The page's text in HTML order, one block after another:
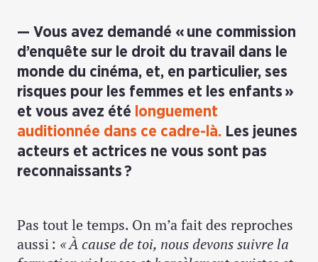
Vous avez demandé « une commission
d’enquête sur le droit du travail dans le
monde du cinéma, et, en particulier, ses
risques pour les femmes et les enfants »
et vous avez été longuement
auditionnée dans ce cadre-là. Les jeunes
acteurs et actrices ne vous sont pas
reconnaissants ?
Pas tout le temps. On m’a fait des reproches
aussi : « À cause de toi, nous devons suivre la